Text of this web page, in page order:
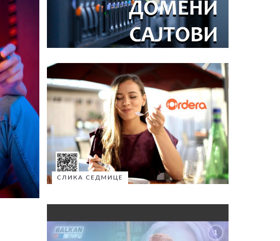
СЛИКА СЕДМИЦЕ